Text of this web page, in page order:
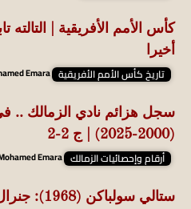
كأس الأمم الأفريقية | التالته
أخيرا
تاريخ كأس الأمم الأفريقية Emara
سجل هزائم نادي الزمالك ..
(2000-2025) | ج 2-2
أرقام وإحصائيات الزمالك Emara
ستالي